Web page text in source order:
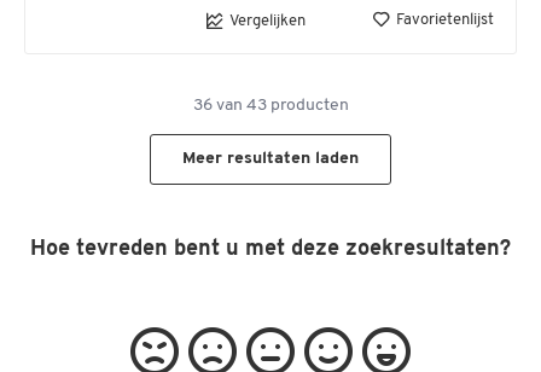
Vergelijken Favorietenlijst
36van 43producten
Meer resultaten laden
Hoe tevreden bent u met deze zoekresultaten?